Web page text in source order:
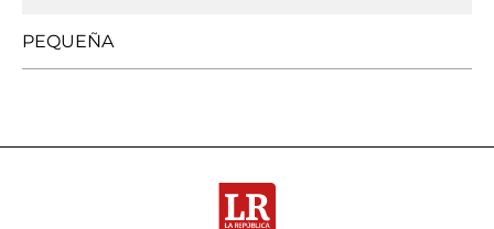
PEQUEÑA